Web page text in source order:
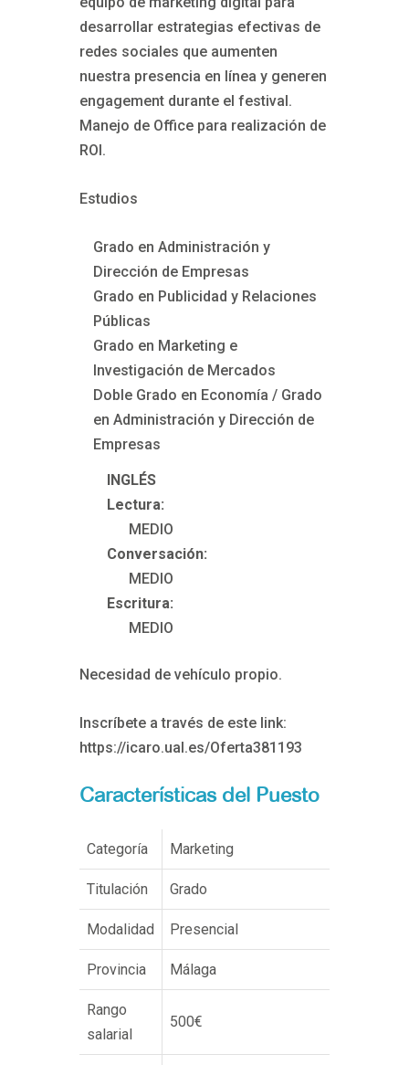
desarrollar estrategias efectivas de
redes sociales que aumenten
nuestra presencia en línea y generen
engagement durante el festival.
Manejo de Office para realización de
ROI.
Estudios
Grado en Administración y
Dirección de Empresas
Grado en Publicidad y Relaciones
Públicas
Grado en Marketing e
Investigación de Mercados
Doble Grado en Economía / Grado
en Administración y Dirección de
Empresas
INGLÉS
Lectura:
MEDIO
Conversación:
MEDIO
Escritura:
MEDIO
Necesidad de vehículo propio.
Inscríbete a través de este link:
https://icaro.ual.es/Oferta381193
Características del Puesto
Categoría Marketing
Titulación Grado
Modalidad Presencial
Provincia Málaga
Rango
salarial
500€